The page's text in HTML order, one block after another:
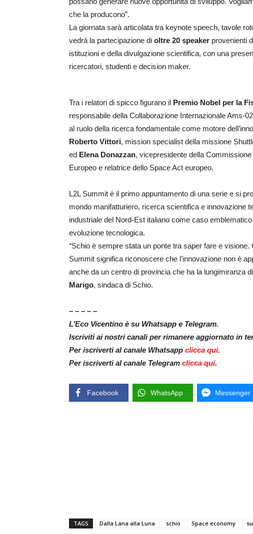
che la producono”.
La giornata sarà articolata tra keynote speech, tavole
vedrà la partecipazione di oltre 20 speaker provenienti
istituzioni e della divulgazione scientifica, con una
ricercatori, studenti e decision maker.
Tra i relatori di spicco figurano il Premio Nobel per la
responsabile della Collaborazione Internazionale Ams-
al ruolo della ricerca fondamentale come motore
Roberto Vittori, mission specialist della missione
ed Elena Donazzan, vicepresidente della
Europeo e relatrice dello Space Act europeo.
L2L Summit è il primo appuntamento di una serie e si
mondo manifatturiero, ricerca scientifica e innovazione
industriale del Nord-Est italiano come caso
evoluzione tecnologica.
“Schio è sempre stata un ponte tra saper fare e
Summit significa riconoscere che l’innovazione non è
anche da un centro di provincia che ha la lungimiranza
Marigo, sindaca di Schio.
– – – – –
L’Eco Vicentino è su Whatsapp e Telegram.
Iscriviti ai nostri canali per rimanere aggiornato in
Per iscriverti al canale Whatsapp clicca qui.
Per iscriverti al canale Telegram clicca qui.
Facebook WhatsApp Messenger
TAGS Dalla Lana alla Luna schio Space economy